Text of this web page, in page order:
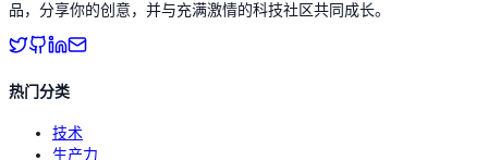
品，分享你的创意，并与充满激情的科技社区共同成长。
热门分类
技术
生产力